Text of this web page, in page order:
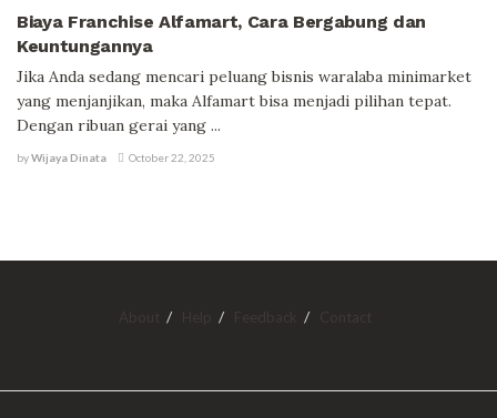
Biaya Franchise Alfamart, Cara Bergabung dan
Keuntungannya
Jika Anda sedang mencari peluang bisnis waralaba minimarket
yang menjanjikan, maka Alfamart bisa menjadi pilihan tepat.
Dengan ribuan gerai yang ...
byWijaya Dinata October 22, 2025